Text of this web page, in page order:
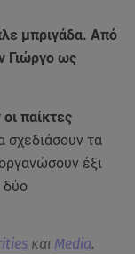
μπριγάδα. Από
Γιώργο ως
παίκτες
σχεδιάσουν τα
έξι
δύο
και Media.